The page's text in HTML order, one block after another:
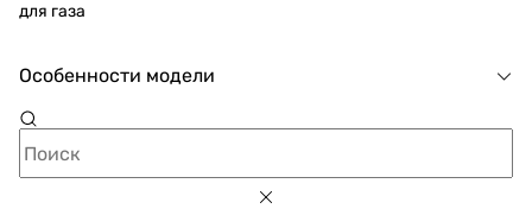
для газа
Особенности модели